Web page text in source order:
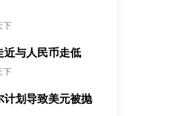
下
近与人民币走低
下
计划导致美元被抛